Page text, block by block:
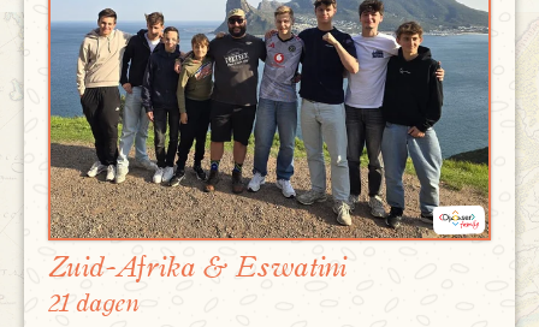
Zuid-Afrika & Eswatini
21 dagen